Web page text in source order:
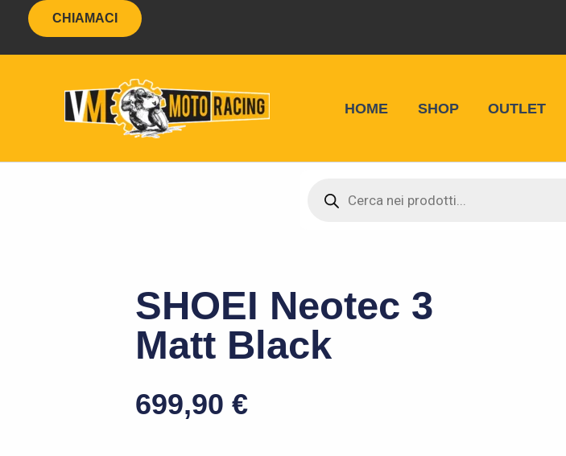
contenuto
CHIAMACI
VM Moto Racing
HOME SHOP OUTLET
search
SHOEI Neotec 3
Matt Black
699,90 €